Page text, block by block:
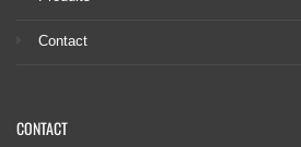
Contact
CONTACT